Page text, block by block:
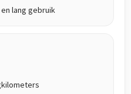
lang gebruik